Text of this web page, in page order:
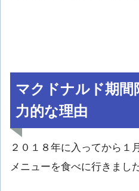
マクドナルド期間
力的な理由
２０１８年に入ってから１
メニューを食べに行きました